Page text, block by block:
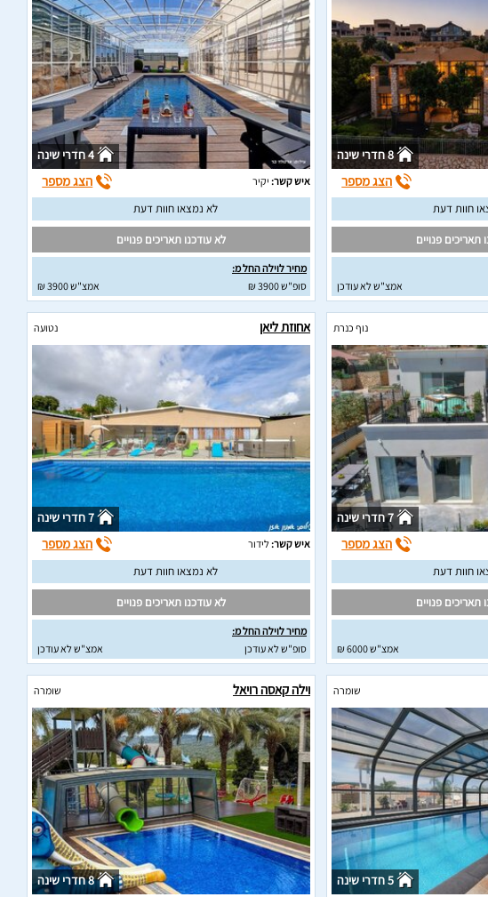
8 חדרי שינה
הצג מספר
חוות דעת
תאריכים פנויים
אמצ"ש לא עודכן
4 חדרי שינה
איש קשר: יקיר הצג מספר
לא נמצאו חוות דעת
לא עודכנו תאריכים פנויים
מחיר לוילה החל מ:
סופ"ש 3900 ₪
אמצ"ש 3900 ₪
נוף כנרת
7 חדרי שינה
הצג מספר
חוות דעת
תאריכים פנויים
אמצ"ש 6000 ₪
אחוזת ליאן נטועה
7 חדרי שינה
איש קשר:לידור הצג מספר
לא נמצאו חוות דעת
לא עודכנו תאריכים פנויים
מחיר לוילה החל מ:
סופ"ש לא עודכן
אמצ"ש לא עודכן
שומרה
5 חדרי שינה
וילה קאסה רויאל שומרה
8 חדרי שינה